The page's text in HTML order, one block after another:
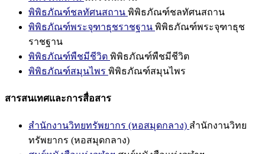
พิพิธภัณฑ์ชลทัศนสถาน พิพิธภัณฑ์ชลทัศนสถาน
พิพิธภัณฑ์พระจุฑาธุชราชฐาน พิพิธภัณฑ์พระจุฑาธุช
ราชฐาน
พิพิธภัณฑ์พืชมีชีวิต พิพิธภัณฑ์พืชมีชีวิต
พิพิธภัณฑ์สมุนไพร พิพิธภัณฑ์สมุนไพร
สารสนเทศและการสื่อสาร
สำนักงานวิทยทรัพยากร (หอสมุดกลาง) สำนักงานวิทย
ทรัพยากร (หอสมุดกลาง)